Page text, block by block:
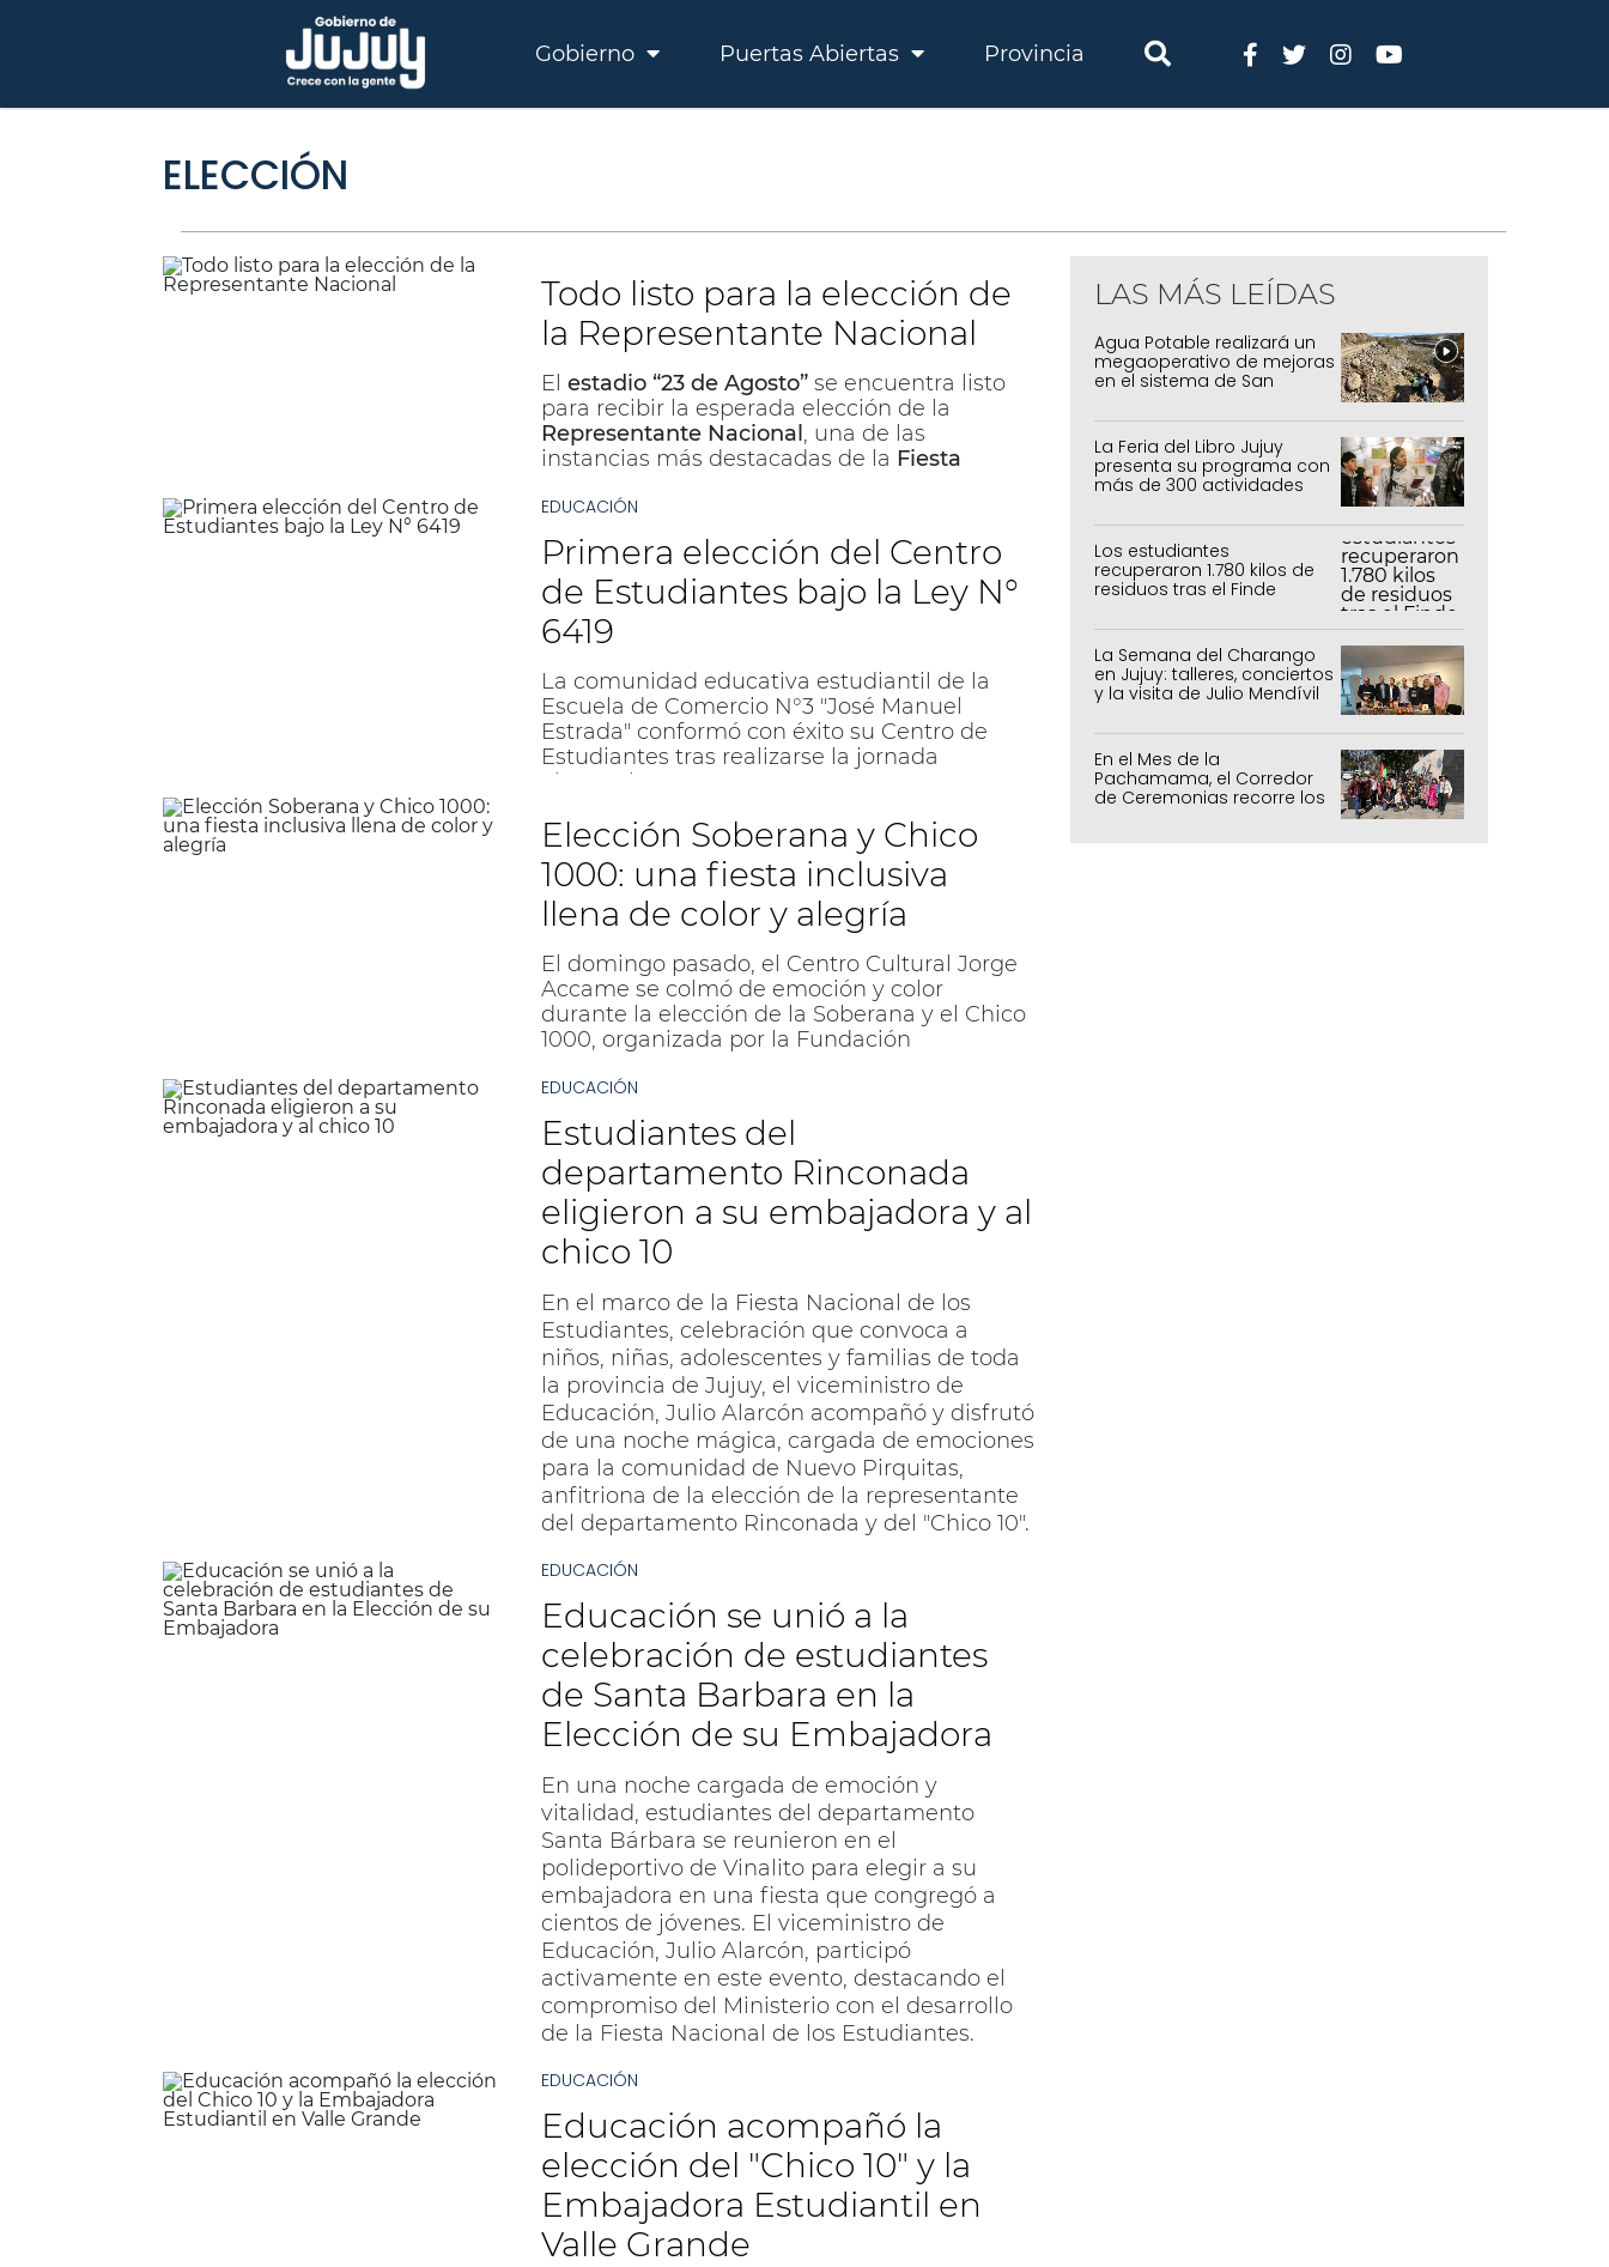
Gobierno Puertas Abiertas Provincia
ELECCIÓN
Todo listo para la elección de
la Representante Nacional
El estadio “23 de Agosto”se encuentra listo
para recibir la esperada elección de la
Representante Nacional , una de las
instancias más destacadas de la Fiesta
EDUCACIÓN
Primera elección del Centro
de Estudiantes bajo la Ley N°
6419
La comunidad educativa estudiantil de la
Escuela de Comercio N°3 "José Manuel
Estrada" conformó con éxito su Centro de
Estudiantes tras realizarse la jornada
electoral.
Elección Soberana y Chico
1000: una fiesta inclusiva
llena de color y alegría
El domingo pasado, el Centro Cultural Jorge
Accame se colmó de emoción y color
durante la elección de la Soberana y el Chico
1000, organizada por la Fundación
abierta permitió que 44 candidatos y
candidatas de diferentes localidades de la
provincia e instituciones participaran en este
evento inclusivo.
EDUCACIÓN
Estudiantes del
departamento Rinconada
eligieron a su embajadora y al
chico 10
En el marco de la Fiesta Nacional de los
Estudiantes, celebración que convoca a
niños, niñas, adolescentes y familias de toda
la provincia de Jujuy, el viceministro de
Educación, Julio Alarcón acompañó y disfrutó
de una noche mágica, cargada de emociones
para la comunidad de Nuevo Pirquitas,
anfitriona de la elección de la representante
del departamento Rinconada y del "Chico 10".
EDUCACIÓN
Educación se unió a la
celebración de estudiantes
de Santa Barbara en la
Elección de su Embajadora
En una noche cargada de emoción y
vitalidad, estudiantes del departamento
Santa Bárbara se reunieron en el
polideportivo de Vinalito para elegir a su
embajadora en una fiesta que congregó a
cientos de jóvenes. El viceministro de
Educación, Julio Alarcón, participó
activamente en este evento, destacando el
compromiso del Ministerio con el desarrollo
de la Fiesta Nacional de los Estudiantes.
EDUCACIÓN
Educación acompañó la
elección del "Chico 10" y la
Embajadora Estudiantil en
Valle Grande
LAS MÁS LEÍDAS
Agua Potable realizará un
megaoperativo de mejoras
en el sistema de San
La Feria del Libro Jujuy
presenta su programa con
más de 300 actividades
Los estudiantes
recuperaron 1.780 kilos de
residuos tras el Finde
La Semana del Charango
en Jujuy: talleres, conciertos
y la visita de Julio Mendívil
En el Mes de la
Pachamama, el Corredor
de Ceremonias recorre los